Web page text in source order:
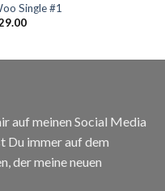
Single #1
auf meinen Social Media
Du immer auf dem
der meine neuen